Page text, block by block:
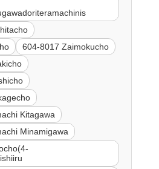
604-8017 Zaimokucho
Kitagawa
Minamigawa